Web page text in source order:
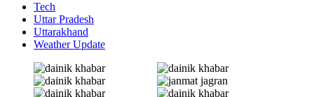
Tech
Uttar Pradesh
Uttarakhand
Weather Update